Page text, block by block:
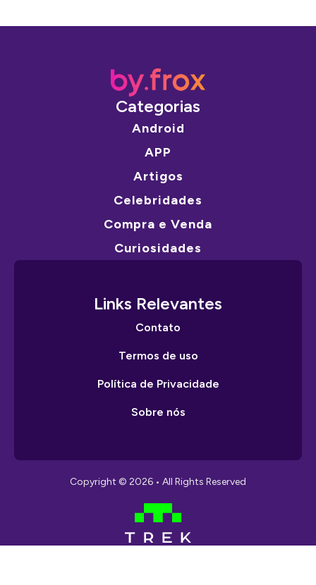
Categorias
Android
APP
Artigos
Celebridades
Compra e Venda
Curiosidades
Links Relevantes
Contato
Termos de uso
Política de Privacidade
Sobre nós
Copyright © 2026 • All Rights Reserved